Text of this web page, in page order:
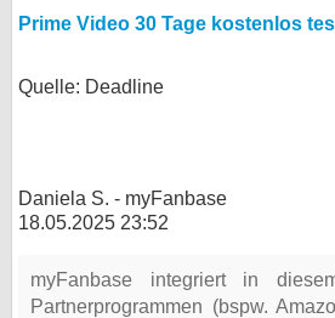
Prime Video 30 Tage kostenlos
Quelle: Deadline
Daniela S. - myFanbase
18.05.2025 23:52
myFanbase integriert in
Partnerprogrammen (bspw.